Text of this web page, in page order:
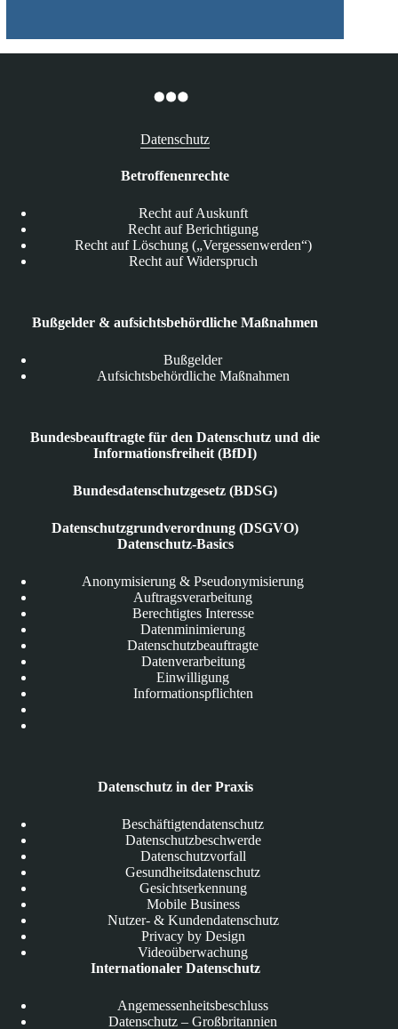
Datenschutz
Betroffenenrechte
Recht auf Auskunft
Recht auf Berichtigung
Recht auf Löschung („Vergessenwerden“)
Recht auf Widerspruch
Bußgelder & aufsichtsbehördliche Maßnahmen
Bußgelder
Aufsichtsbehördliche Maßnahmen
Bundesbeauftragte für den Datenschutz und die
Informationsfreiheit (BfDI)
Bundesdatenschutzgesetz (BDSG)
Datenschutzgrundverordnung (DSGVO)
Datenschutz-Basics
Anonymisierung & Pseudonymisierung
Auftragsverarbeitung
Berechtigtes Interesse
Datenminimierung
Datenschutzbeauftragte
Datenverarbeitung
Einwilligung
Informationspflichten
Datenschutz in der Praxis
Beschäftigtendatenschutz
Datenschutzbeschwerde
Datenschutzvorfall
Gesundheitsdatenschutz
Gesichtserkennung
Mobile Business
Nutzer- & Kundendatenschutz
Privacy by Design
Videoüberwachung
Internationaler Datenschutz
Angemessenheitsbeschluss
Datenschutz – Großbritannien